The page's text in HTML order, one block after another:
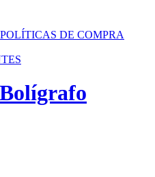
POLÍTICAS DE COMPRA